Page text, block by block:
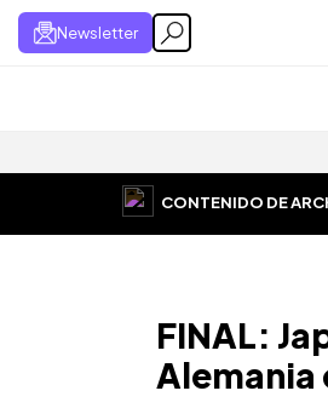
Newsletter
CONTENIDO DE
FINAL:
Alemania